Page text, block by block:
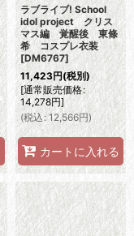
ラブライブ! School
idol project クリス
マス編 覚醒後 東條
希 コスプレ衣装
[DM6767]
11,423円(税別)
[通常販売価格:
14,278円]
(税込: 12,566円)
カートに入れる